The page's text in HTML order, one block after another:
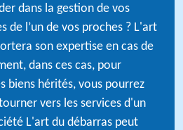
dans la gestion de vos
de l’un de vos proches ? L'art
son expertise en cas de
dans ces cas, pour
biens hérités, vous pourrez
vers les services d'un
L'art du débarras peut